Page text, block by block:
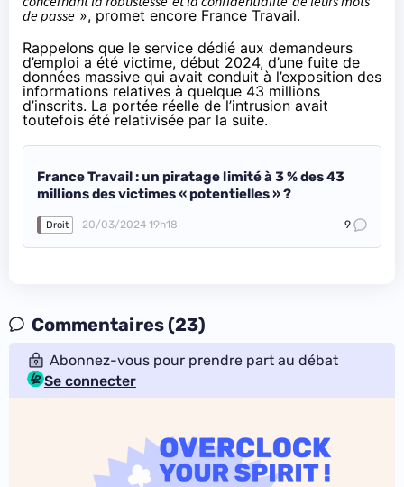
de passe », promet encore France Travail.
Rappelons que le service dédié aux demandeurs
d’emploi a été victime, début 2024, d’une fuite de
données massive qui avait conduit à l’exposition des
informations relatives à quelque 43 millions
d’inscrits. La portée réelle de l’intrusion avait
toutefois été relativisée par la suite.
France Travail : un piratage limité à 3 % des 43
millions des victimes « potentielles » ?
Droit 20/03/2024 19h18 9
Commentaires (23)
Abonnez-vous pour prendre part au débat
Se connecter